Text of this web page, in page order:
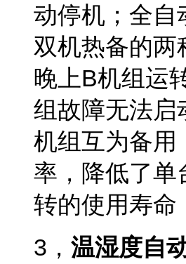
动停机；全自
双机热备的两
晚上B机组运
组故障无法启
机组互为备用
率，降低了单
转的使用寿命
3 ， 温湿度自